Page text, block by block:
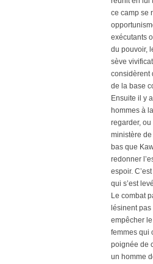
ce camp se
exécutants
du pouvoir,
sève
considèrent
de la base
Ensuite il y
hommes à
regarder,
ministère de
bas que
redonner
espoir.
qui s’est
Le combat
lésinent
empêcher
femmes qui
poignée de
un homme